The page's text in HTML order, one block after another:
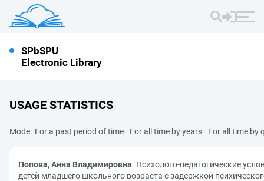
SPbSPU
Electronic Library
USAGE STATISTICS
Mode: For a past period of time For all time by years For all time by
Попова, Анна Владимировна. Психолого-педагогические
детей младшего школьного возраста с задержкой